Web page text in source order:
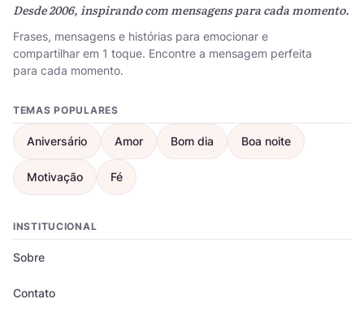
Desde 2006, inspirando com mensagens para cada momento.
Frases, mensagens e histórias para emocionar e
compartilhar em 1 toque. Encontre a mensagem perfeita
para cada momento.
TEMAS POPULARES
Aniversário Amor Bom dia Boa noite
Motivação Fé
INSTITUCIONAL
Sobre
Contato